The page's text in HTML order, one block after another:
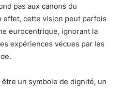
pas aux canons du
effet, cette vision peut parfois
eurocentrique, ignorant la
expériences vécues par les
un symbole de dignité, un